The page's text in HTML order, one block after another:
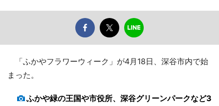
「ふかやフラワーウィーク」が4月18日、深谷市内で始
まった。
ふかや緑の王国や市役所、深谷グリーンパークなど3